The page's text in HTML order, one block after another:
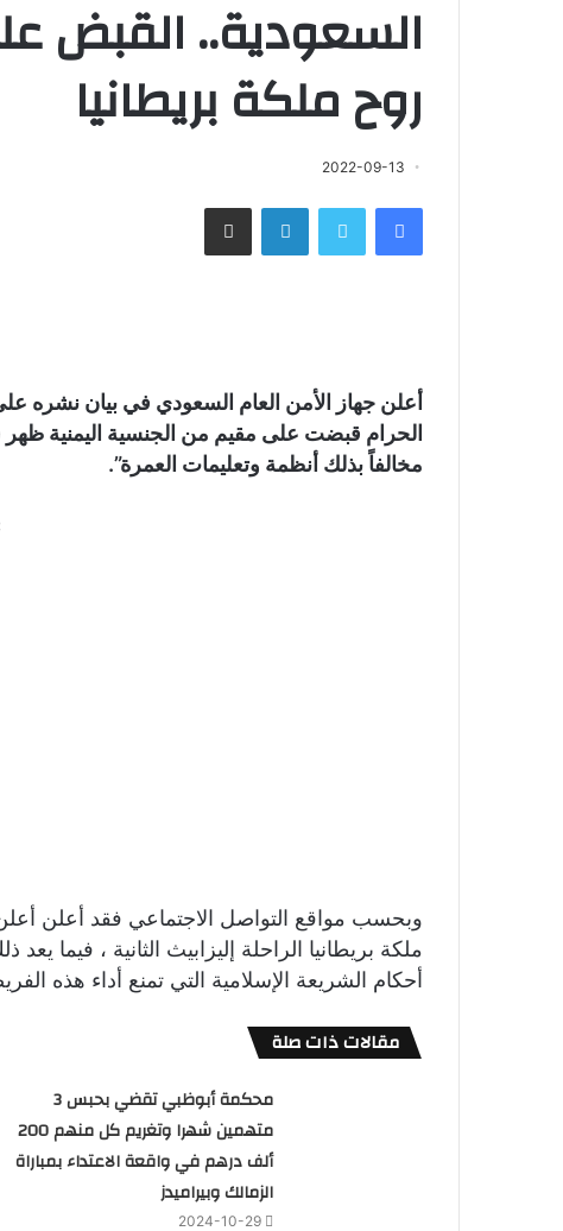
السعودية.. القبض
روح ملكة بريطانيا
2022-09-13
فيسبوك تويتر لينكدإن مشاركة عبر البريد
أعلن جهاز الأمن العام السعودي في بيان نشره
الحرام قبضت على مقيم من الجنسية اليمنية
مخالفاً بذلك أنظمة وتعليمات العمرة”.
وبحسب مواقع التواصل الاجتماعي فقد أعلن
ملكة بريطانيا الراحلة إليزابيث الثانية ، فيما
أحكام الشريعة الإسلامية التي تمنع أداء هذه
مقالات ذات صلة
محكمة أبوظبي تقضي بحبس 3
متهمين شهرا وتغريم كل منهم 200
ألف درهم في واقعة الاعتداء بمباراة
الزمالك وبيراميدز
2024-10-29